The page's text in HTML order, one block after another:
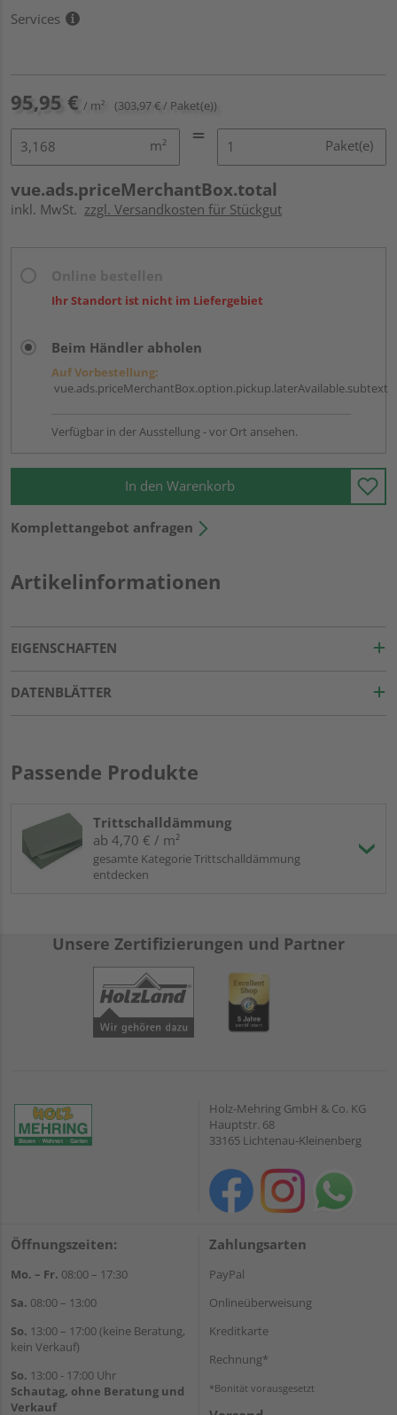
Services
95,95 € / m² (303,97 € / Paket(e))
m² Paket(e)
vue.ads.priceMerchantBox.total
inkl. MwSt. zzgl. Versandkosten für Stückgut
Ihr Standort ist nicht im Liefergebiet
Beim Händler abholen
Auf Vorbestellung:
vue.ads.priceMerchantBox.option.pickup.laterAvailable.subtext
Verfügbar in der Ausstellung - vor Ort ansehen.
In den Warenkorb
Komplettangebot anfragen
Artikelinformationen
EIGENSCHAFTEN
DATENBLÄTTER
Passende Produkte
Trittschalldämmung
ab 4,70 € / m²
gesamte Kategorie Trittschalldämmung
entdecken
Unsere Zertifizierungen und Partner
Holz-Mehring GmbH & Co. KG
Hauptstr. 68
33165 Lichtenau-Kleinenberg
Öffnungszeiten:
Mo. – Fr. 08:00 – 17:30
Sa. 08:00 – 13:00
So. 13:00 – 17:00 (keine Beratung,
kein Verkauf)
So. 13:00 - 17:00 Uhr
Schautag, ohne Beratung und
Verkauf
Zahlungsarten
PayPal
Onlineüberweisung
Kreditkarte
Rechnung*
*Bonität vorausgesetzt